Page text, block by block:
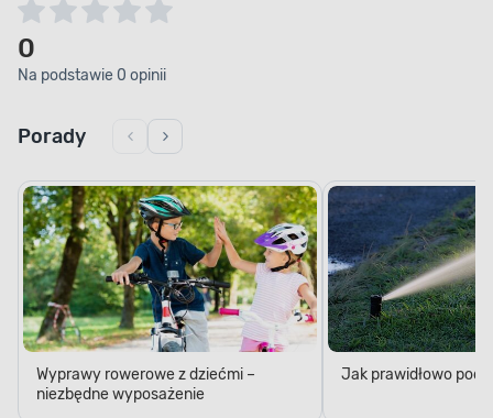
0
Na podstawie 0 opinii
Porady
Wyprawy rowerowe z dziećmi –
niezbędne wyposażenie
Jak prawidłowo